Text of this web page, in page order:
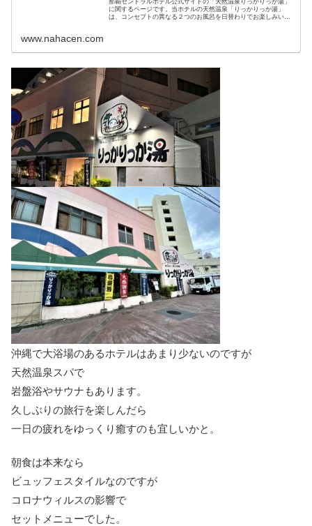
に関するページです。当ホテルの天然温泉「りっかりっか湯」
は、コンセプトの異なる２つのお風呂を日替わりでお楽しみいた
www.nahacen.com
沖縄で大浴場のあるホテルはあまり少ないのですが
天然温泉スパで
岩盤浴やサウナもあります。
久しぶりの旅行を楽しんだら
一日の疲れをゆっくり癒すのも宜しいかと。
朝食は本来なら
ビュッフェスタイルなのですが
コロナウィルスの影響で
セットメニューでした。